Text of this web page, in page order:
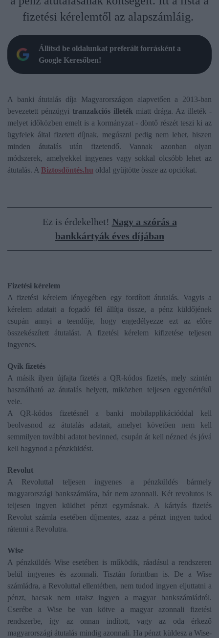
fizetési kérelemtől az alapszámláig.
Állítsd be oldalunkat preferált forrásként a
Google Keresőben!
A banki átutalás díja Magyarországon alapvetően a 2013-ban
bevezetett pénzügyi tranzakciós illeték miatt drága. Az illeték -
melyet időközben emelt is a kormányzat - döntő részét teszi ki az
ügyfelek által fizetett díjnak, megúszni pedig nem lehet, hiszen
minden átutalás után fizetendő. Vannak azonban olyan
módszerek, amelyekkel ingyenes vagy sokkal olcsóbb lehet az
átutalás. A Biztosdöntés.hu oldal gyűjtötte össze az opciókat.
Ez is érdekelhet! Nagy a szórás a
bankkártyák éves díjában
Fizetési kérelem
A fizetési kérelem lényegében egy fordított átutalás. Vagyis a
kérelem adatait a fogadó fél állítja össze, a pénz küldőjének
csupán annyi a teendője, hogy engedélyezze ezt az előre
összekészített átutalást. A fizetési kérelem kifizetése teljesen
ingyenes.
Qvik fizetés
A másik ilyen újfajta fizetés a QR-kódos fizetés, mely szintén
használható az átutalás helyett, miközben teljesen egyenértékű
vele.
A QR-kódos fizetésnél a banki mobilapplikációddal kell
beolvasnod az átutalás adatait, amelyet követően nem kell
semmilyen további adatot bevinned, csupán át kell nézned és jóvá
kell hagynod a pénzküldést.
Revolut
A Revoluttal teljesen ingyenes a pénzküldés bármely
magyarországi bankszámlára, bár nem azonnali. Két revolutos is
teljesen ingyen küldhet pénzt egymásnak. A kártyás fizetés
Revolut számla esetében díjmentes, azaz a pénzt ingyen tudod
rátenni a Revolutra.
Wise
A pénzküldés Wise esetében is működik, ráadásul a rendszeren
belül ingyenes és azonnali. Tisztán forintban is. De a Wise
számládra, a Revoluttal ellentétben, nem tudod ingyen eljuttatni a
pénzt, hacsak nem utalsz ingyen a magyar bankszámládról.
Cserébe a Wise be van kötve a magyar azonnali fizetési
rendszerbe, így az onnan indított, vagy az oda érkező
magyarországi átutalás mindig azonnali. Ha pénzt küldesz a Wise-